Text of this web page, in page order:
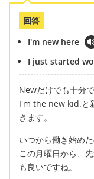
回答
I'm new here
I just started
Newだけでも十分で
I'm the new kid.と
きます。
いつから働き始め
この月曜日から、
も良いですね。